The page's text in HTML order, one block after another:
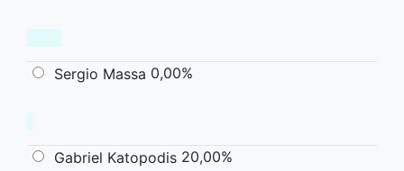
Sergio Massa 0,00%
Gabriel Katopodis 20,00%